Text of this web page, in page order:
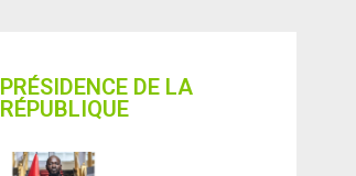
PRÉSIDENCE DE LA
RÉPUBLIQUE